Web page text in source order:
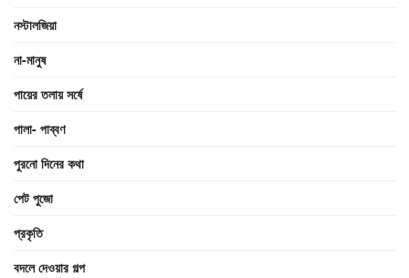
নস্টালজিয়া
না-মানুষ
পায়ের তলায় সর্ষে
পালা- পাব্বণ
পুরনো দিনের কথা
পেট পুজো
প্রকৃতি
বদলে দেওয়ার গল্প